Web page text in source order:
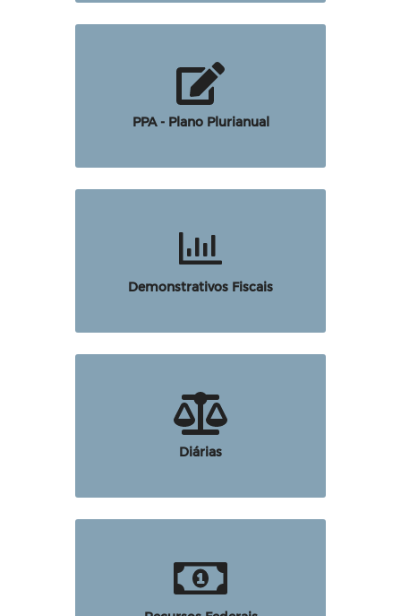
PPA - Plano Plurianual
Demonstrativos Fiscais
Diárias